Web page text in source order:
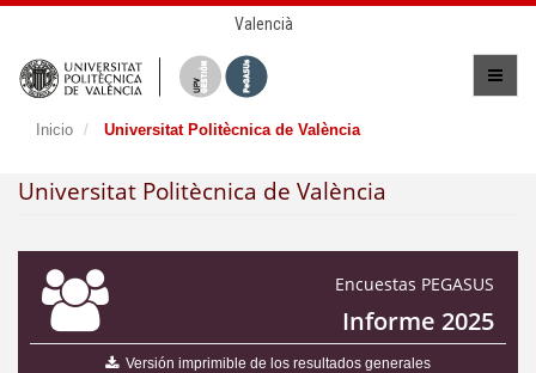
Valencià
Inicio Universitat Politècnica de València
Universitat Politècnica de València
Encuestas PEGASUS
Informe 2025
Versión imprimible de los resultados generales